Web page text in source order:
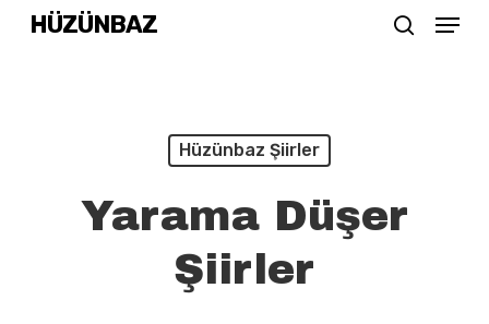
SkipHÜZÜNBAZ Menu
Hüzünbaz Şiirler
Yarama Düşer
Şiirler